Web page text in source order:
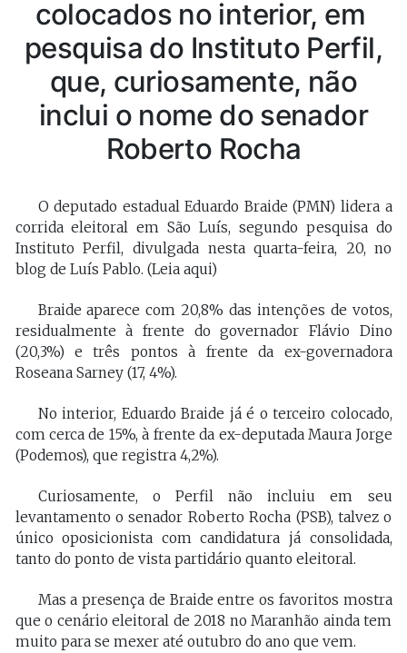
colocados no interior, em
pesquisa do Instituto Perfil,
que, curiosamente, não
inclui o nome do senador
Roberto Rocha
O deputado estadual Eduardo Braide (PMN) lidera a
corrida eleitoral em São Luís, segundo pesquisa do
Instituto Perfil, divulgada nesta quarta-feira, 20, no
blog de Luís Pablo. (Leia aqui)
Braide aparece com 20,8% das intenções de votos,
residualmente à frente do governador Flávio Dino
(20,3%) e três pontos à frente da ex-governadora
Roseana Sarney (17, 4%).
No interior, Eduardo Braide já é o terceiro colocado,
com cerca de 15%, à frente da ex-deputada Maura Jorge
(Podemos), que registra 4,2%).
Curiosamente, o Perfil não incluiu em seu
levantamento o senador Roberto Rocha (PSB), talvez o
único oposicionista com candidatura já consolidada,
tanto do ponto de vista partidário quanto eleitoral.
Mas a presença de Braide entre os favoritos mostra
que o cenário eleitoral de 2018 no Maranhão ainda tem
muito para se mexer até outubro do ano que vem.